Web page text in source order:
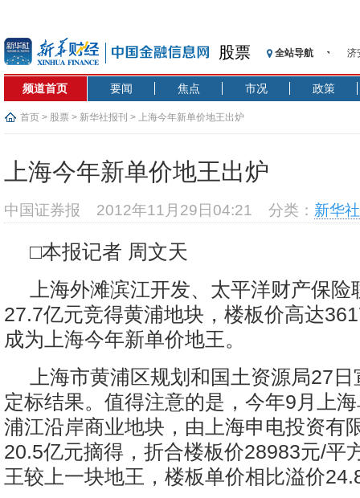
股票 全站导航
济
【
基
频道首页 要闻 焦点 市况 政策
首页 > 股票 > 新华社报刊 > 上海今年新单价地王出炉
上海今年新单价地王出炉
中国证券报 2012年11月29日04:21 分类： 新华
□本报记者 周文天
上海外滩滨江开发、太平洋财产保
27.7亿元竞得黄浦地块，楼板价高达
成为上海今年新单价地王。
上海市黄浦区规划和国土资源局27
定标结果。值得注意的是，今年9月上
浦江沿岸商业地块，由上海申电投资有
20.5亿元摘得，折合楼板价28983元/平
王较上一块地王，楼板单价相比溢价